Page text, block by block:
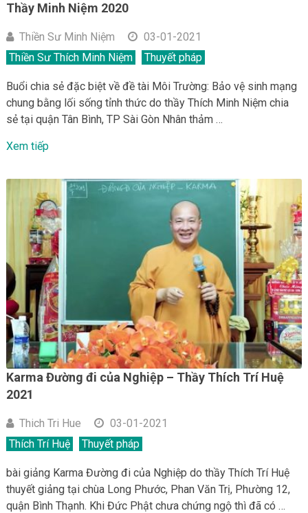
Thầy Minh Niệm 2020
Thiền Sư Minh Niệm
03-01-2021
Thiền Sư Thích Minh Niệm
Thuyết pháp
Buổi chia sẻ đặc biệt về đề tài Môi Trường: Bảo vệ sinh mạng
chung bằng lối sống tỉnh thức do thầy Thích Minh Niệm chia
sẻ tại quận Tân Bình, TP Sài Gòn Nhân thảm …
Xem tiếp
Karma Đường đi của Nghiệp – Thầy Thích Trí Huệ
2021
Thich Tri Hue
03-01-2021
Thích Trí Huệ
Thuyết pháp
bài giảng Karma Đường đi của Nghiệp do thầy Thích Trí Huệ
thuyết giảng tại chùa Long Phước, Phan Văn Trị, Phường 12,
quận Bình Thạnh. Khi Đức Phật chưa chứng ngộ thì đã có …